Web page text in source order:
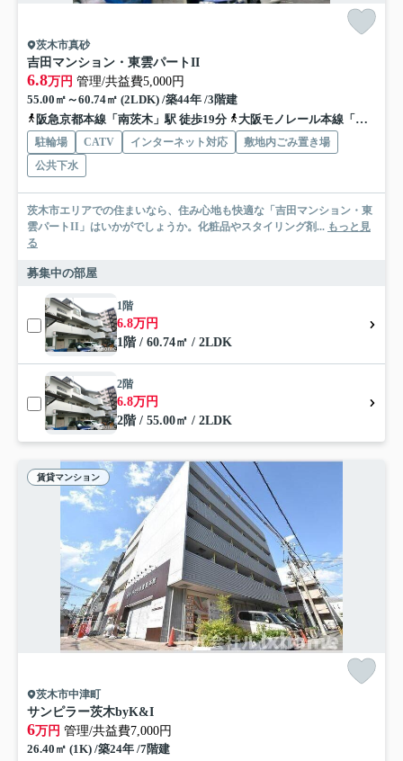
茨木市真砂
吉田マンション・東雲パートII
6.8万円 管理/共益費5,000円
55.00㎡～60.74㎡ (2LDK) /築44年 /3階建
阪急京都本線「南茨木」駅 徒歩19分
大阪モノレール本線「沢良宜」駅 徒歩22分
駐輪場 CATV インターネット対応
敷地内ごみ置き場
公共下水
茨木市エリアでの住まいなら、住み心地も快適な「吉田マンション・東
雲パートII」はいかがでしょうか。化粧品やスタイリング剤... もっと見
る
募集中の部屋
1階
6.8万円
1階 / 60.74㎡ / 2LDK
2階
6.8万円
2階 / 55.00㎡ / 2LDK
賃貸マンション
茨木市中津町
サンピラー茨木byK&I
6万円 管理/共益費7,000円
26.40㎡ (1K) /築24年 /7階建